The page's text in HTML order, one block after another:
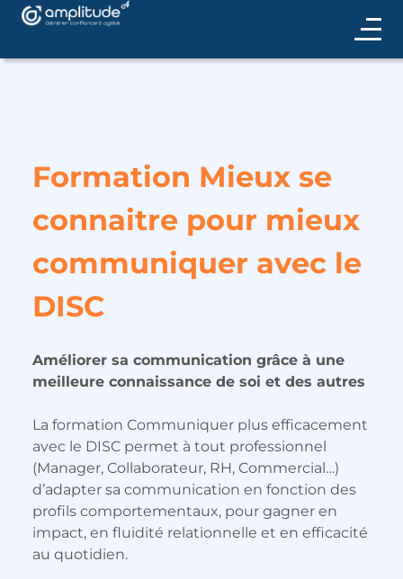
Formation Mieux se
connaitre pour mieux
communiquer avec le
DISC
Améliorer sa communication grâce à une
meilleure connaissance de soi et des autres
La formation Communiquer plus efficacement
avec le DISC permet à tout professionnel
(Manager, Collaborateur, RH, Commercial…)
d’adapter sa communication en fonction des
profils comportementaux, pour gagner en
impact, en fluidité relationnelle et en efficacité
au quotidien.